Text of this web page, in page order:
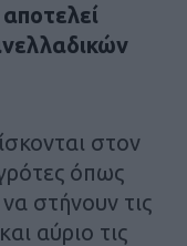
στον
όπως
να στήνουν τις
αύριο τις